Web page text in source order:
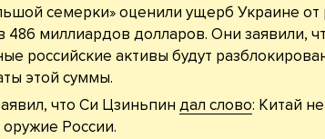
семерки» оценили ущерб Украине от
486 миллиардов долларов. Они заявили,
российские активы будут
этой суммы.
что Си Цзиньпин дал слово: Китай
России.